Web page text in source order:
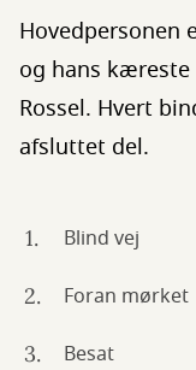
Hovedpersonen
og hans
Rossel. Hvert
afsluttet del.
Blind vej
Foran mørket
Besat